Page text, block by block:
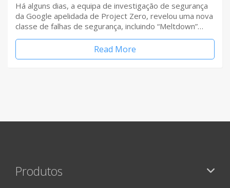
Há alguns dias, a equipa de investigação de segurança
da Google apelidada de Project Zero, revelou uma nova
classe de falhas de segurança, incluindo “Meltdown”…
Read More
Produtos